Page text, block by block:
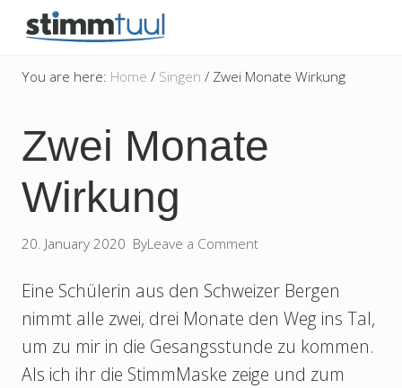
Menu
Skip
right
navigation
Skip
main
Skip
secondary
Skip
primary
singen
You are here: Home / Singen / Zwei Monate Wirkung
Zwei Monate
Wirkung
20. January 2020 ByLeave a Comment
Eine Schülerin aus den Schweizer Bergen
nimmt alle zwei, drei Monate den Weg ins Tal,
um zu mir in die Gesangsstunde zu kommen.
Als ich ihr die StimmMaske zeige und zum